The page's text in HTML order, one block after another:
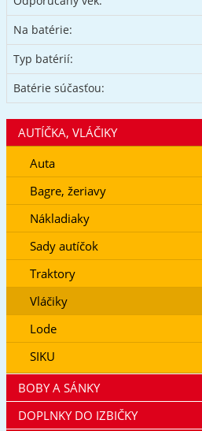
Na batérie:
Typ batérií:
Batérie súčasťou:
AUTÍČKA, VLÁČIKY
Auta
Bagre, žeriavy
Nákladiaky
Sady autíčok
Traktory
Vláčiky
Lode
SIKU
BOBY A SÁNKY
DOPLNKY DO IZBIČKY